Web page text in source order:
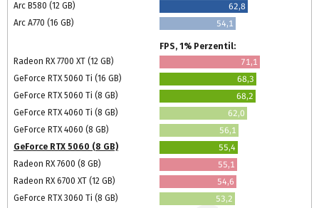
Arc B580 (12 GB)
62,8
Arc A770 (16 GB)
54,1
FPS, 1% Perzentil:
Radeon RX 7700 XT (12 GB)
71,1
GeForce RTX 5060 Ti (16 GB)
68,3
GeForce RTX 5060 Ti (8 GB)
68,2
GeForce RTX 4060 Ti (8 GB)
62,0
GeForce RTX 4060 (8 GB)
56,1
GeForce RTX 5060 (8 GB)
55,4
Radeon RX 7600 (8 GB)
55,1
Radeon RX 6700 XT (12 GB)
54,6
GeForce RTX 3060 Ti (8 GB)
53,2